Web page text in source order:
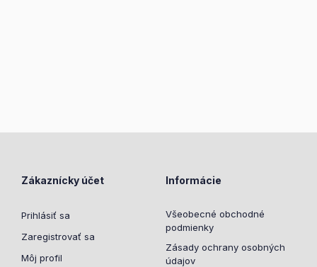
Zákaznícky účet
Prihlásiť sa
Zaregistrovať sa
Môj profil
Informácie
Všeobecné obchodné
podmienky
Zásady ochrany osobných
údajov